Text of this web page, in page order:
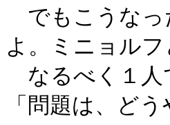
でもこうなっ
よ。ミニョル
なるべく１人
「問題は、ど